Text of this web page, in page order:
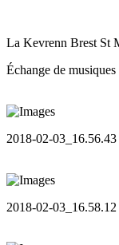
La Kevrenn Brest St
Échange de
2018-02-03_16.56.43
2018-02-03_16.58.12